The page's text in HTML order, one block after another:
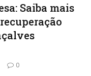
Saiba mais
0